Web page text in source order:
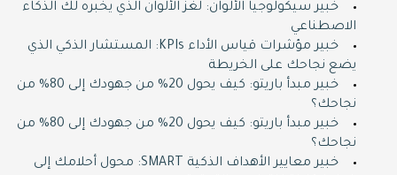
خبير سيكولوجيا الألوان: لغز الألوان الذي يخبره لك الذكاء
الاصطناعي
خبير مؤشرات قياس الأداء KPIs: المستشار الذكي الذي
يضع نجاحك على الخريطة
خبير مبدأ باريتو: كيف يحول 20% من جهودك إلى 80% من
نجاحك؟
خبير مبدأ باريتو: كيف يحول 20% من جهودك إلى 80% من
نجاحك؟
خبير معايير الأهداف الذكية SMART: محول أحلامك إلى